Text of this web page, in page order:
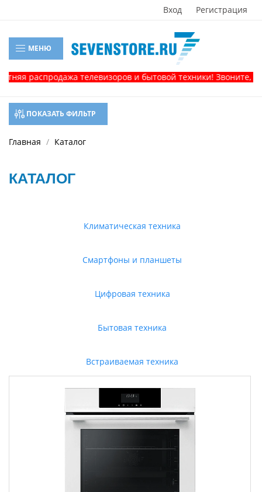
Вход Регистрация
МЕНЮ
телевизоров и бытовой техники! Звоните, и
ПОКАЗАТЬ ФИЛЬТР
Главная Каталог
КАТАЛОГ
Климатическая техника
Смартфоны и планшеты
Цифровая техника
Бытовая техника
Встраиваемая техника